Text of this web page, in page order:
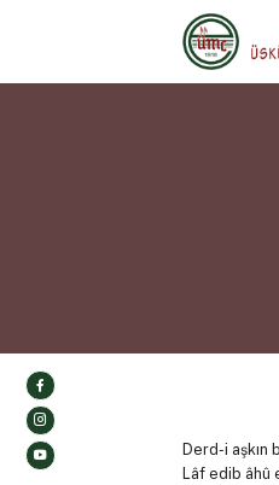
Derd-i aşkın
Lâf edib âhû